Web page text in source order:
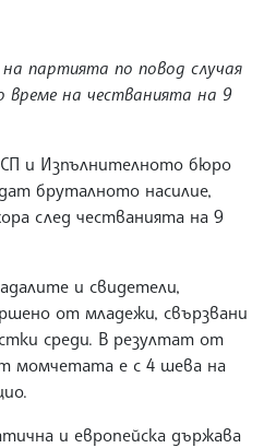
партията по повод случая
време на честванията на 9
и Изпълнителното бюро
бруталното насилие,
след честванията на 9
и свидетели,
от младежи, свързвани
среди. В резултат от
момчетата е с 4 шева на
и европейска държава